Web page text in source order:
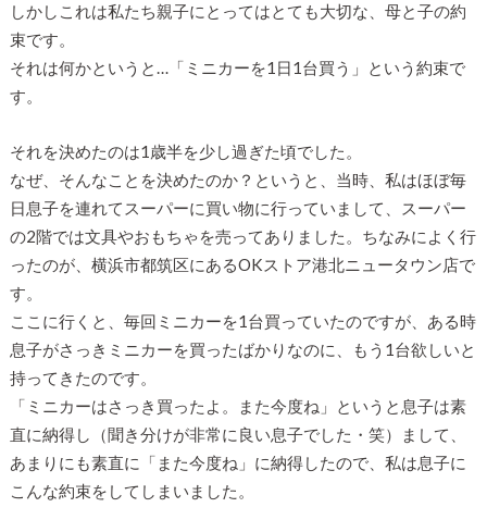
しかしこれは私たち親子にとってはとても大切な、母と子の約
束です。
それは何かというと…「ミニカーを1日1台買う」という約束で
す。
それを決めたのは1歳半を少し過ぎた頃でした。
なぜ、そんなことを決めたのか？というと、当時、私はほぼ毎
日息子を連れてスーパーに買い物に行っていまして、スーパー
の2階では文具やおもちゃを売ってありました。ちなみによく行
ったのが、横浜市都筑区にあるOKストア港北ニュータウン店で
す。
ここに行くと、毎回ミニカーを1台買っていたのですが、ある時
息子がさっきミニカーを買ったばかりなのに、もう1台欲しいと
持ってきたのです。
「ミニカーはさっき買ったよ。また今度ね」というと息子は素
直に納得し（聞き分けが非常に良い息子でした・笑）まして、
あまりにも素直に「また今度ね」に納得したので、私は息子に
こんな約束をしてしまいました。